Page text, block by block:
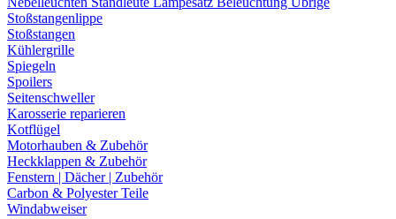
Stoßstangenlippe
Stoßstangen
Kühlergrille
Spiegeln
Spoilers
Seitenschweller
Karosserie reparieren
Kotflügel
Motorhauben & Zubehör
Heckklappen & Zubehör
Fenstern | Dächer | Zubehör
Carbon & Polyester Teile
Windabweiser